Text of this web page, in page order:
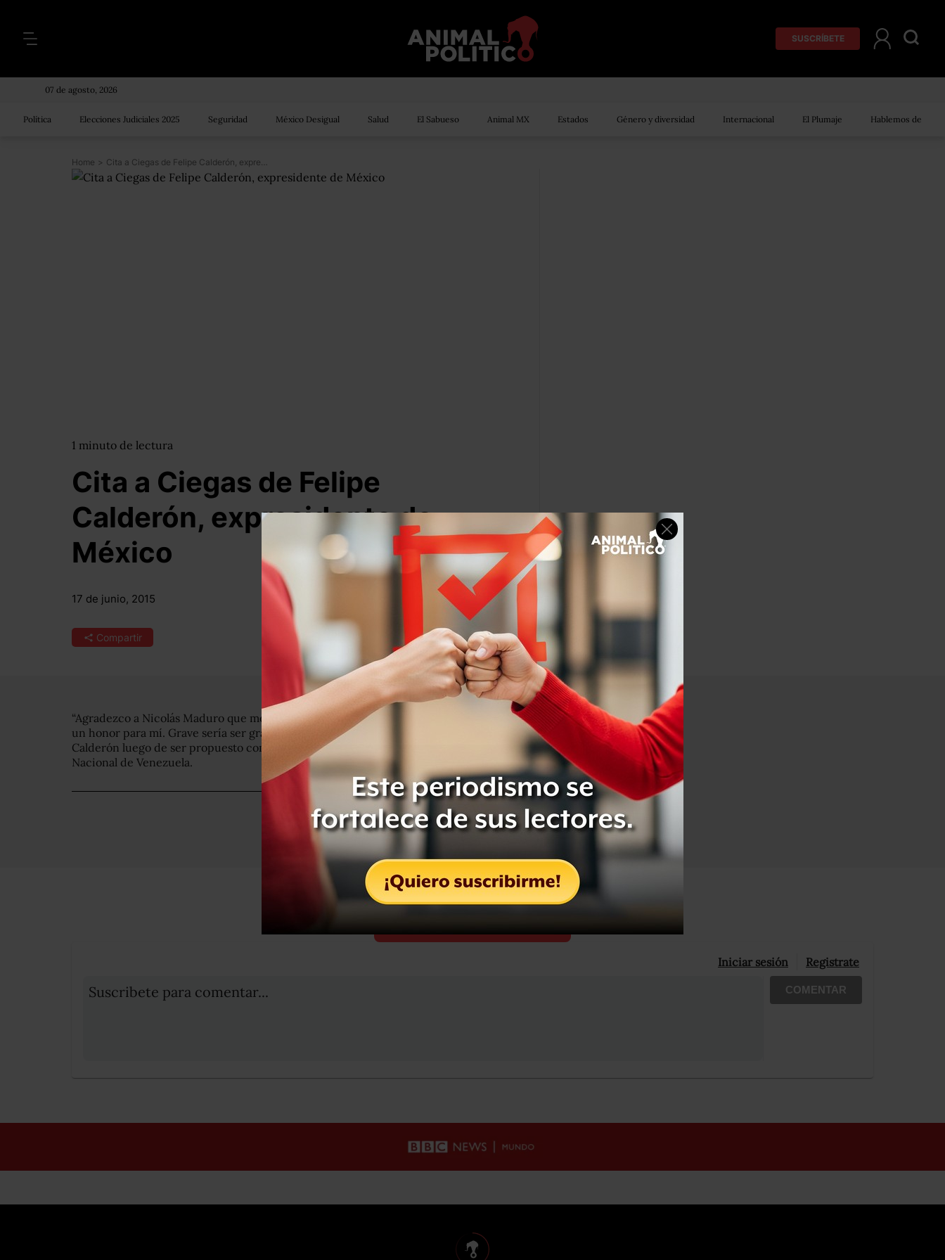
SUSCRÍBETE
07 de agosto, 2026
Política Elecciones Judiciales 2025 Seguridad México Desigual Salud El Sabueso Animal MX Estados Género y diversidad Internacional El Plumaje Hablemos de
Home > Cita a Ciegas de Felipe Calderón, expresidente de México
1 minuto de lectura
Cita a Ciegas de Felipe
Calderón, expresidente de
México
17 de junio, 2015 Por: Jardiel Palomec
Compartir Leer después
“Agradezco a Nicolás Maduro que me declare “persona non-grata”. Viniendo de él es
un honor para mí. Grave sería ser grato para un déspota”, dijo el expresidente Felipe
Calderón luego de ser propuesto como persona “non-grata” por la Asamblea
Nacional de Venezuela.
Compartir
Iniciar sesión Registrate
Suscribete para comentar... COMENTAR